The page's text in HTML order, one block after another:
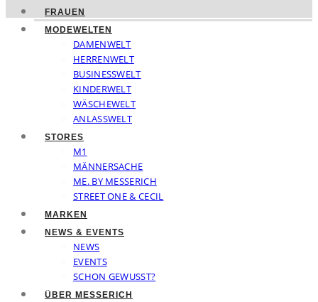
FRAUEN
MODEWELTEN
DAMENWELT
HERRENWELT
BUSINESSWELT
KINDERWELT
WÄSCHEWELT
ANLASSWELT
STORES
M1
MÄNNERSACHE
ME. BY MESSERICH
STREET ONE & CECIL
MARKEN
NEWS & EVENTS
NEWS
EVENTS
SCHON GEWUSST?
ÜBER MESSERICH